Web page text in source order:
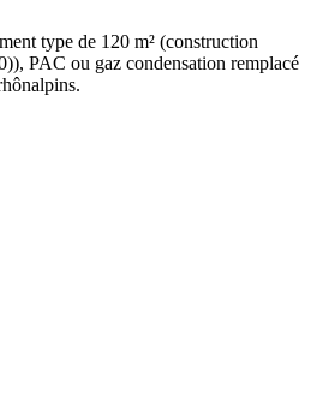
type de 120 m² (construction
), PAC ou gaz condensation remplacé
.